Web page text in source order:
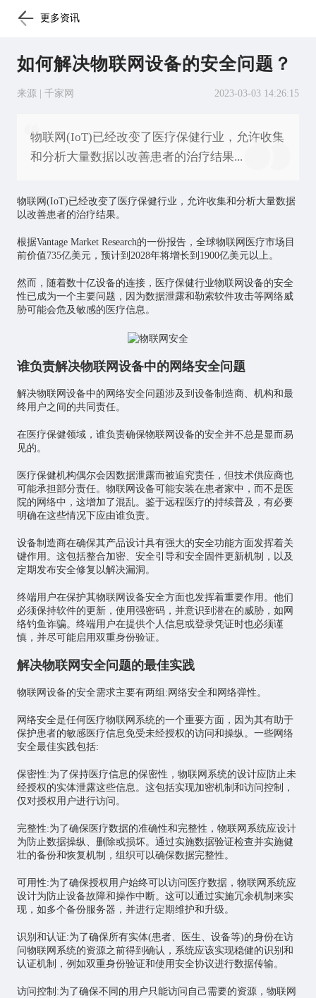
更多资讯
如何解决物联网设备的安全问题？
来源 | 千家网 2023-03-03 14:26:15
物联网(IoT)已经改变了医疗保健行业，允许收集
和分析大量数据以改善患者的治疗结果...
物联网 (IoT)已经改变了医疗保健行业，允许收集和分析大量数据
以改善患者的治疗结果。
根据Vantage Market Research的一份报告，全球物联网医疗市场目
前价值735亿美元，预计到2028年将增长到1900亿美元以上。
然而，随着数十亿设备的连接，医疗保健行业物联网设备的安全
性已成为一个主要问题，因为数据泄露和勒索软件攻击等网络威
胁可能会危及敏感的医疗信息。
谁负责解决物联网设备中的网络安全问题
解决物联网设备中的网络安全问题涉及到设备制造商、机构和最
终用户之间的共同责任。
在医疗保健领域，谁负责确保物联网设备的安全并不总是显而易
见的。
医疗保健机构偶尔会因数据泄露而被追究责任，但技术供应商也
可能承担部分责任。物联网设备可能安装在患者家中，而不是医
院的网络中，这增加了混乱。鉴于远程医疗的持续普及，有必要
明确在这些情况下应由谁负责。
设备制造商在确保其产品设计具有强大的安全功能方面发挥着关
键作用。这包括整合加密、安全引导和安全固件更新机制，以及
定期发布安全修复以解决漏洞。
终端用户在保护其物联网设备安全方面也发挥着重要作用。他们
必须保持软件的更新，使用强密码，并意识到潜在的威胁，如网
络钓鱼诈骗。终端用户在提供个人信息或登录凭证时也必须谨
慎，并尽可能启用双重身份验证。
解决物联网安全问题的最佳实践
物联网设备的安全需求主要有两组:网络安全和网络弹性。
网络安全是任何医疗物联网系统的一个重要方面，因为其有助于
保护患者的敏感医疗信息免受未经授权的访问和操纵。一些网络
安全最佳实践包括:
保密性:为了保持医疗信息的保密性，物联网系统的设计应防止未
经授权的实体泄露这些信息。这包括实现加密机制和访问控制，
仅对授权用户进行访问。
完整性:为了确保医疗数据的准确性和完整性，物联网系统应设计
为防止数据操纵、删除或损坏。通过实施数据验证检查并实施健
壮的备份和恢复机制，组织可以确保数据完整性。
可用性:为了确保授权用户始终可以访问医疗数据，物联网系统应
设计为防止设备故障和操作中断。这可以通过实施冗余机制来实
现，如多个备份服务器，并进行定期维护和升级。
识别和认证:为了确保所有实体(患者、医生、设备等)的身份在访
问物联网系统的资源之前得到确认，系统应该实现稳健的识别和
认证机制，例如双重身份验证和使用安全协议进行数据传输。
访问控制:为了确保不同的用户只能访问自己需要的资源，物联网